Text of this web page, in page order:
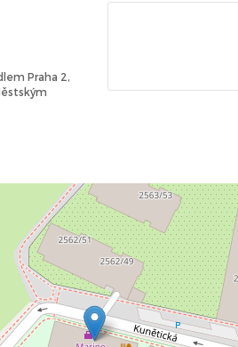
Praha 2,